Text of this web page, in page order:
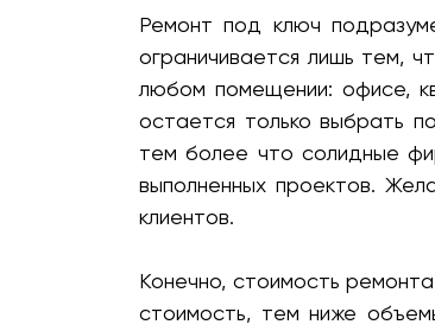
Ремонт под ключ
ограничивается лишь тем,
любом помещении: офисе,
остается только выбрать
тем более что солидные
выполненных проектов.
клиентов.
Конечно, стоимость
стоимость, тем ниже